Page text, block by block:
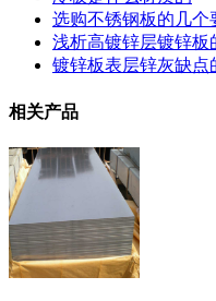
选购不锈钢板的几个
浅析高镀锌层镀锌板
镀锌板表层锌灰缺点
相关产品